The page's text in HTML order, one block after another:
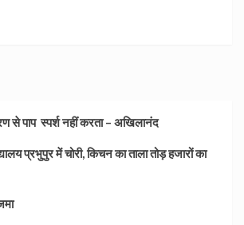
से पाप स्पर्श नहीं करता – अखिलानंद
प्रभुपुर में चोरी, किचन का ताला तोड़ हजारों का